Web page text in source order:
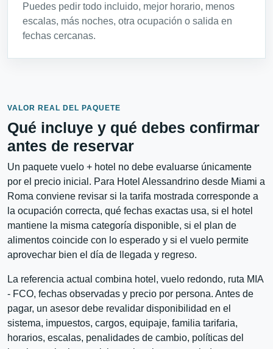
Puedes pedir todo incluido, mejor horario, menos
escalas, más noches, otra ocupación o salida en
fechas cercanas.
VALOR REAL DEL PAQUETE
Qué incluye y qué debes confirmar
antes de reservar
Un paquete vuelo + hotel no debe evaluarse únicamente
por el precio inicial. Para Hotel Alessandrino desde Miami a
Roma conviene revisar si la tarifa mostrada corresponde a
la ocupación correcta, qué fechas exactas usa, si el hotel
mantiene la misma categoría disponible, si el plan de
alimentos coincide con lo esperado y si el vuelo permite
aprovechar bien el día de llegada y regreso.
La referencia actual combina hotel, vuelo redondo, ruta MIA
- FCO, fechas observadas y precio por persona. Antes de
pagar, un asesor debe revalidar disponibilidad en el
sistema, impuestos, cargos, equipaje, familia tarifaria,
horarios, escalas, penalidades de cambio, políticas del